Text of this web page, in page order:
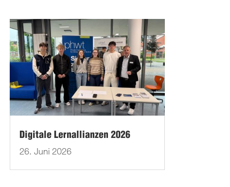
Digitale Lernallianzen 2026
26. Juni 2026